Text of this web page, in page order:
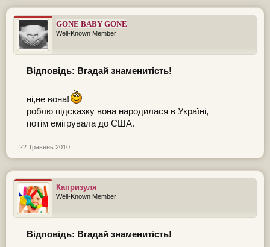
GONE BABY GONE
Well-Known Member
Відповідь: Вгадай знаменитість!
ні,не вона!
роблю підсказку вона народилася в Україні,
потім емігрувала до США.
22 Травень 2010
Капризуля
Well-Known Member
Відповідь: Вгадай знаменитість!